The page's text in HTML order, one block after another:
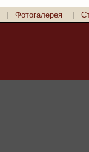
Фотогалерея